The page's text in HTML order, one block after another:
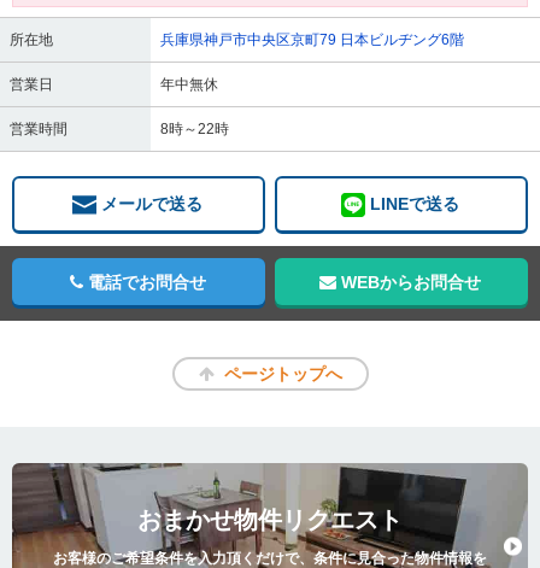
所在地 兵庫県神戸市中央区京町79 日本ビルヂング6階
営業日 年中無休
営業時間 8時～22時
メールで送る LINEで送る
電話でお問合せ WEBからお問合せ
ページトップへ
おまかせ物件リクエスト
お客様のご希望条件を入力頂くだけで、条件に見合った物件情報を